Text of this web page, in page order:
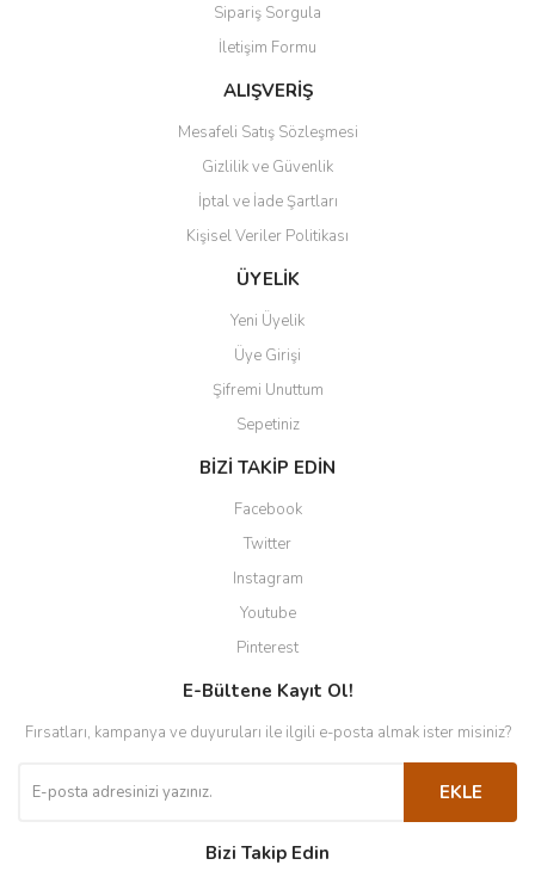
Sipariş Sorgula
İletişim Formu
ALIŞVERİŞ
Mesafeli Satış Sözleşmesi
Gizlilik ve Güvenlik
İptal ve İade Şartları
Kişisel Veriler Politikası
ÜYELİK
Yeni Üyelik
Üye Girişi
Şifremi Unuttum
Sepetiniz
BİZİ TAKİP EDİN
Facebook
Twitter
Instagram
Youtube
Pinterest
E-Bültene Kayıt Ol!
Fırsatları, kampanya ve duyuruları ile ilgili e-posta almak ister misiniz?
EKLE
Bizi Takip Edin